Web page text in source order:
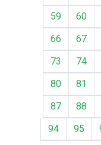
59
60
66
67
73
74
80
81
87
88
94
95